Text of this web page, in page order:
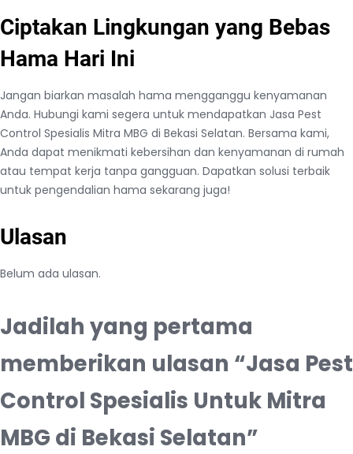
Ciptakan Lingkungan yang Bebas
Hama Hari Ini
Jangan biarkan masalah hama mengganggu kenyamanan
Anda. Hubungi kami segera untuk mendapatkan Jasa Pest
Control Spesialis Mitra MBG di Bekasi Selatan. Bersama kami,
Anda dapat menikmati kebersihan dan kenyamanan di rumah
atau tempat kerja tanpa gangguan. Dapatkan solusi terbaik
untuk pengendalian hama sekarang juga!
Ulasan
Belum ada ulasan.
Jadilah yang pertama
memberikan ulasan “Jasa Pest
Control Spesialis Untuk Mitra
MBG di Bekasi Selatan”